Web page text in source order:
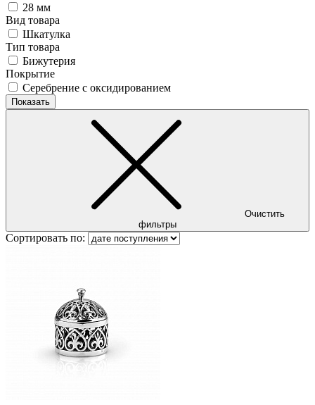
28 мм
Вид товара
Шкатулка
Тип товара
Бижутерия
Покрытие
Серебрение с оксидированием
Показать
Очистить
фильтры
Сортировать по: